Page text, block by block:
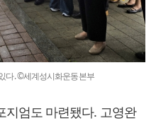
다. ©세계성시화운동본부
지엄도 마련됐다. 고영완